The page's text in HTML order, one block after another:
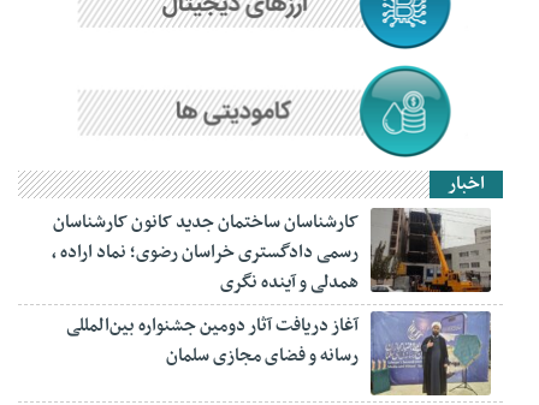
اخبار
کارشناسان ساختمان جدید کانون کارشناسان
رسمی دادگستری خراسان رضوی؛ نماد اراده ،
همدلی و آینده نگری
آغاز دریافت آثار دومین جشنواره بین‌المللی
رسانه و فضای مجازی سلمان